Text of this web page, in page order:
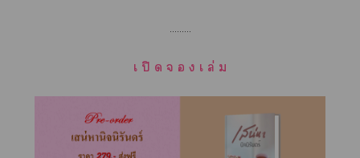
.........
เ ปิ ด จ อ ง เ ล่ ม